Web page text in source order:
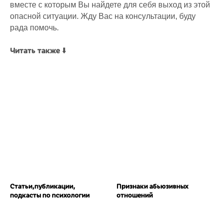
вместе с которым Вы найдете для себя выход из этой
опасной ситуации. Жду Вас на консультации, буду
рада помочь.
Читать также⬇️
Cтатьи,публикации,
подкасты по психологии
Признаки абьюзивных
отношений